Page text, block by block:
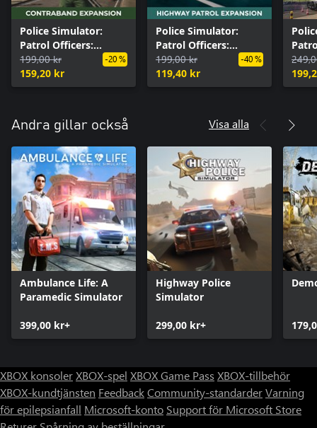
Police Simulator:
Patrol Officers:
Contraband
Expansion
199,00 kr
159,20 kr
-20 %
Police Simulator:
Patrol Officers:
Highway Patrol
Expansion
199,00 kr
119,40 kr
-40 %
Andra gillar också Visa alla
Ambulance Life: A
Paramedic Simulator
399,00 kr+
Highway Police
Simulator
299,00 kr+
XBOX konsolerXBOX-spel XBOX Game Pass XBOX-tillbehör
XBOX-kundtjänsten FeedbackCommunity-standarderVarning
för epilepsianfall Microsoft-konto Support för Microsoft Store